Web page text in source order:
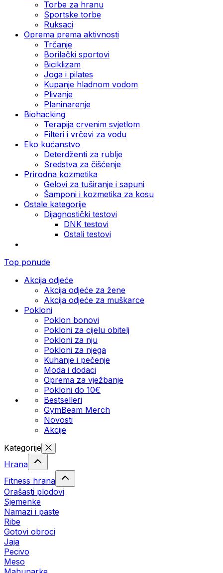
Torbe za hranu
Sportske torbe
Ruksaci
Oprema prema aktivnosti
Trčanje
Borilački sportovi
Biciklizam
Joga i pilates
Kupanje hladnom vodom
Plivanje
Planinarenje
Biohacking
Terapija crvenim svjetlom
Filteri i vrčevi za vodu
Eko kućanstvo
Deterdženti za rublje
Sredstva za čišćenje
Prirodna kozmetika
Gelovi za tuširanje i sapuni
Šamponi i kozmetika za kosu
Ostale kategorije
Dijagnostički testovi
DNK testovi
Ostali testovi
Top ponude
Akcija odjeće
Akcija odjeće za žene
Akcija odjeće za muškarce
Pokloni
Poklon bonovi
Pokloni za cijelu obitelj
Pokloni za nju
Pokloni za njega
Kuhanje i pečenje
Moda i dodaci
Oprema za vježbanje
Pokloni do 10€
Bestselleri
GymBeam Merch
Novosti
Akcije
Kategorije
Hrana
Fitness hrana
Orašasti plodovi
Sjemenke
Namazi i paste
Ribe
Gotovi obroci
Jaja
Pecivo
Meso